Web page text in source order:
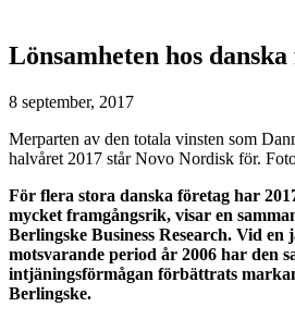
Lönsamheten hos
8 september, 2017
Merparten av den totala vinsten som
halvåret 2017 står Novo Nordisk för.
För flera stora danska företag har
mycket framgångsrik, visar en
Berlingske Business Research. Vid en
motsvarande period år 2006 har den
intjäningsförmågan förbättrats
Berlingske.